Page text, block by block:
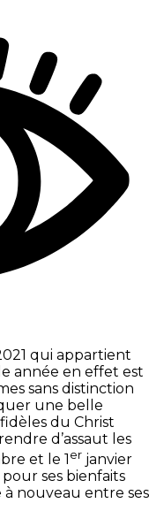
qui appartient
année en effet est
sans distinction
une belle
du Christ
d’assaut les
et le 1 er janvier
ses bienfaits
à nouveau entre ses